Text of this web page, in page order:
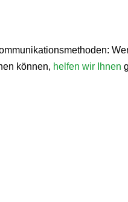
können, helfen wir Ihnen